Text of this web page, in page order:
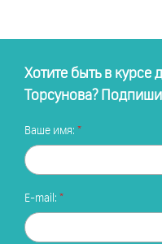
Хотите быть в курсе
Торсунова?
Ваше имя:
E-mail: